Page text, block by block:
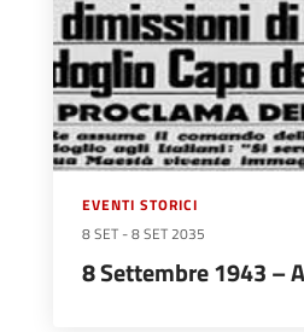
EVENTI STORICI
8 SET -8 SET 2035
8 Settembre 1943 –